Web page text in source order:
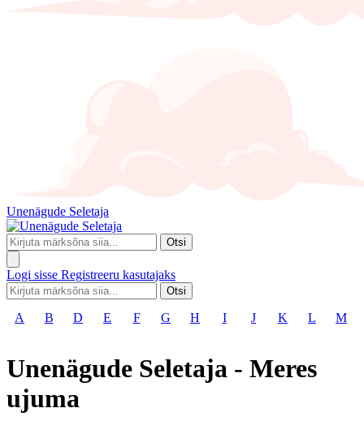
Unenägude Seletaja
Otsi
Logi sisse Registreeru kasutajaks
Otsi
A B D E F G H I J K L M
Unenägude Seletaja - Meres
ujuma